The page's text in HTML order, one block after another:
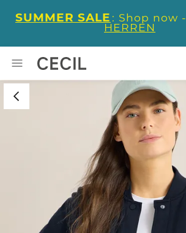
SUMMER SALE : Shop now -
HERREN